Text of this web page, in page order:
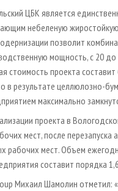
ЦБК является
небеленую
позволит
мощность, с 20 до
стоимость проекта
в результате целлюлозно-
максимально
проекта в
мест, после перезапуска
рабочих мест. Объем
составит порядка
Михаил Шамолин отметил: